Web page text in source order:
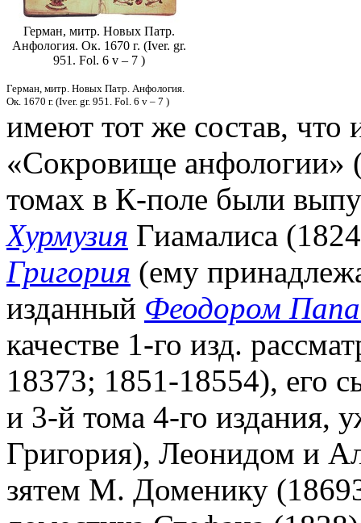
Герман, митр. Новых Патр.
Анфология. Ок. 1670 г. (Iver. gr.
951. Fol. 6 v – 7 )
Герман, митр. Новых Патр. Анфология.
Ок. 1670 г. (Iver. gr. 951. Fol. 6 v – 7 )
имеют тот же состав,
«Сокровище анфологии»
томах в К-поле были
Хурмузия Гиамалиса
Григория (ему
изданный Феодором
качестве 1-го изд.
18373; 1851-18554), его
и 3-й тома 4-го издания,
Григория), Леонидом и
зятем М. Доменику